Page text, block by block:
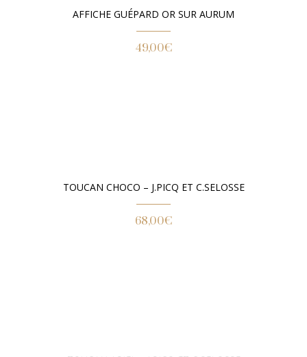
AFFICHE GUÉPARD OR SUR AURUM
49,00€
TOUCAN CHOCO – J.PICQ ET C.SELOSSE
68,00€